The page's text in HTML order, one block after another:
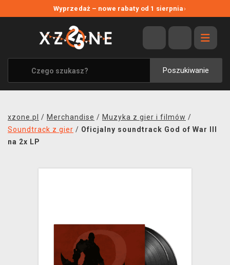
Wyprzedaż – nowe rabaty od 1 sierpnia›
Poszukiwanie
WYPRZEDAŻ
WSZYSTKIE MARKI
XZONE ORIGINALS
UBRANIA I AKCESORIA
SOUNDTRACKI
xzone.pl / Merchandise / Muzyka z gier i filmów /
Soundtrack z gier / Oficjalny soundtrack God of War III
na 2x LP